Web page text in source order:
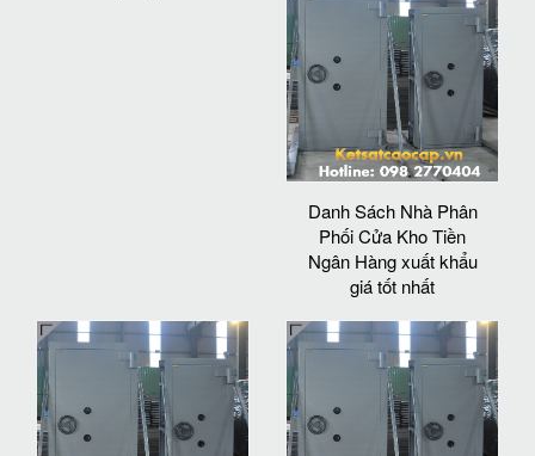
Danh Sách Nhà Phân
Phối Cửa Kho Tiền
Ngân Hàng xuất khẩu
giá tốt nhất